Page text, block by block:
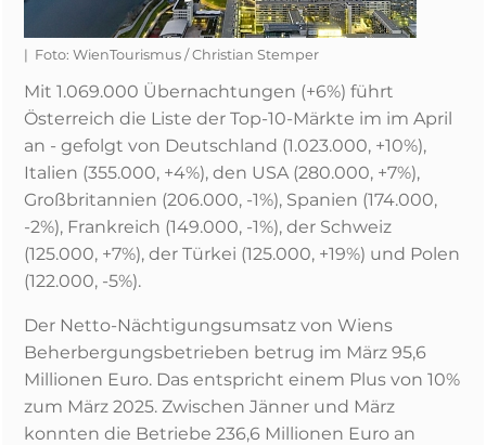
| Foto: WienTourismus / Christian Stemper
Mit 1.069.000 Übernachtungen (+6%) führt
Österreich die Liste der Top-10-Märkte im im April
an - gefolgt von Deutschland (1.023.000, +10%),
Italien (355.000, +4%), den USA (280.000, +7%),
Großbritannien (206.000, -1%), Spanien (174.000,
-2%), Frankreich (149.000, -1%), der Schweiz
(125.000, +7%), der Türkei (125.000, +19%) und Polen
(122.000, -5%).
Der Netto-Nächtigungsumsatz von Wiens
Beherbergungsbetrieben betrug im März 95,6
Millionen Euro. Das entspricht einem Plus von 10%
zum März 2025. Zwischen Jänner und März
konnten die Betriebe 236,6 Millionen Euro an